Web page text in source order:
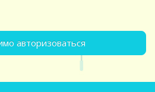
авторизоваться